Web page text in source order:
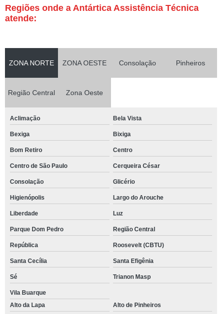
Regiões onde a Antártica Assistência Técnica
atende:
ZONA NORTE ZONA OESTE Consolação Pinheiros
Região Central Zona Oeste
Aclimação Bela Vista
Bexiga Bixiga
Bom Retiro Centro
Centro de São Paulo Cerqueira César
Consolação Glicério
Higienópolis Largo do Arouche
Liberdade Luz
Parque Dom Pedro Região Central
República Roosevelt (CBTU)
Santa Cecília Santa Efigênia
Sé Trianon Masp
Vila Buarque
Alto da Lapa
Alto de Pinheiros